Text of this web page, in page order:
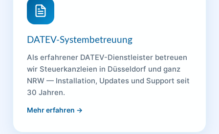
DATEV-Systembetreuung
Als erfahrener DATEV-Dienstleister betreuen
wir Steuerkanzleien in Düsseldorf und ganz
NRW — Installation, Updates und Support seit
30 Jahren.
Mehr erfahren →